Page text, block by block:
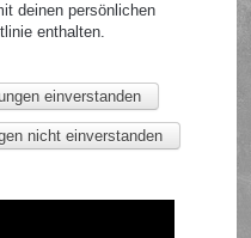
deinen persönlichen
enthalten.